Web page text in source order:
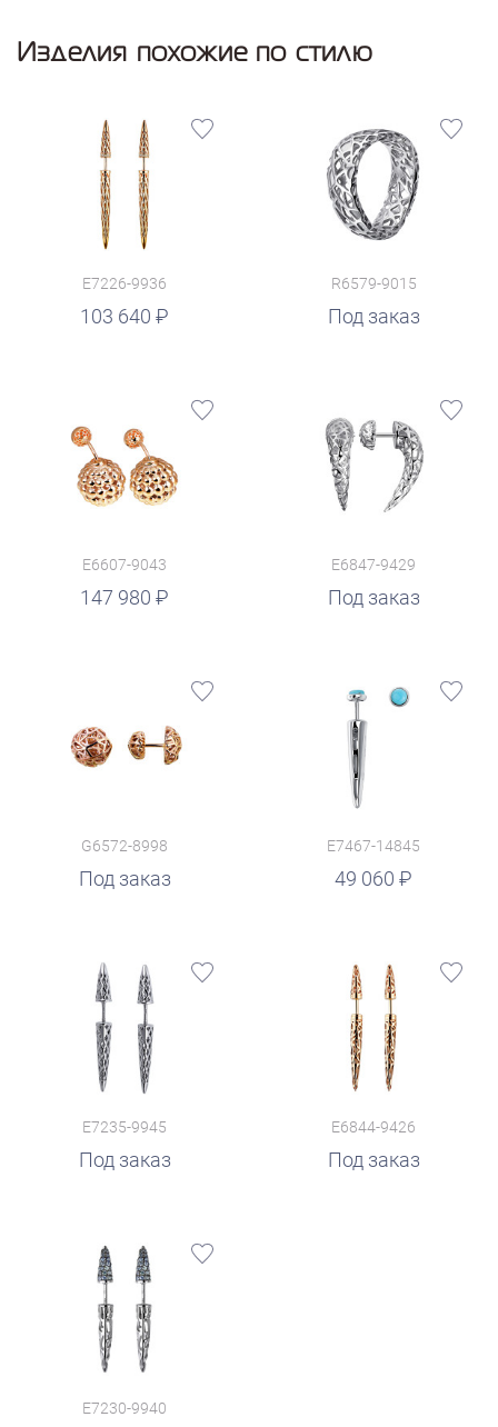
Изделия похожие по стилю
E7226-9936
103 640
R6579-9015
Под заказ
E6607-9043
147 980
E6847-9429
Под заказ
G6572-8998
Под заказ
E7467-14845
49 060
руб.
E7235-9945
Под заказ
E6844-9426
Под заказ
E7230-9940